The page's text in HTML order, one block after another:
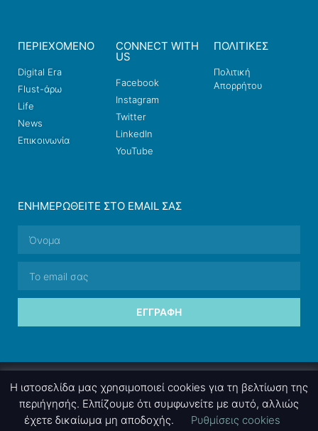
ΠΕΡΙΕΧΟΜΕΝΟ
Digital Era
Flust-άρω
Life
News
Επικοινωνία
CONNECT WITH
US
Facebook
Instagram
Twitter
LinkedIn
YouTube
ΠΟΛΙΤΙΚΕΣ
Πολιτική
Απορρήτου
ΕΝΗΜΕΡΩΘΕΊΤΕ ΣΤΟ EMAIL ΣΑΣ
ΕΓΓΡΑΦΉ
Η ιστοσελίδα μας χρησιμοποιεί cookies για τη βελτίωση της
περιήγησής. Ελπίζουμε ότι συμφωνείτε με αυτό, αλλιώς
έχετε δικαίωμα μη αποδοχής.
Ρυθμίσεις cookies